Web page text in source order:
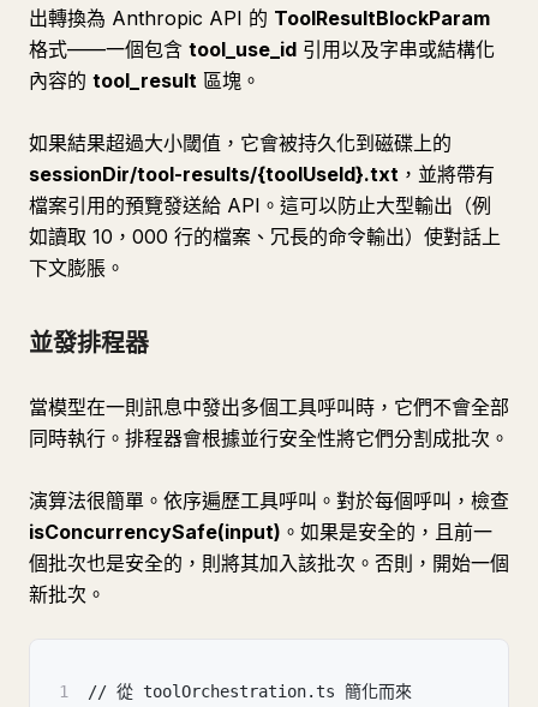
出轉換為 Anthropic API 的 ToolResultBlockParam
格式——一個包含 tool_use_id 引用以及字串或結構化
內容的 tool_result 區塊。
如果結果超過大小閾值，它會被持久化到磁碟上的
sessionDir/tool-results/{toolUseId}.txt ，並將帶有
檔案引用的預覽發送給 API。這可以防止大型輸出（例
如讀取 10，000 行的檔案、冗長的命令輸出）使對話上
下文膨脹。
並發排程器
當模型在一則訊息中發出多個工具呼叫時，它們不會全部
同時執行。排程器會根據並行安全性將它們分割成批次。
演算法很簡單。依序遍歷工具呼叫。對於每個呼叫，檢查
isConcurrencySafe(input) 。如果是安全的，且前一
個批次也是安全的，則將其加入該批次。否則，開始一個
新批次。
1
// 從 toolOrchestration.ts 簡化而來